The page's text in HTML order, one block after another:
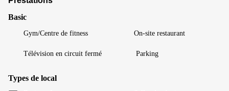
Basic
Gym/Centre de fitness On-site restaurant
Télévision en circuit fermé Parking
Types de local